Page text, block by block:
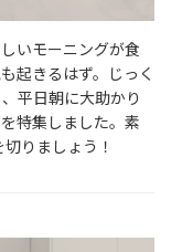
いモーニングが食
起きるはず。じっく
平日朝に大助かり
特集しました。素
りましょう！